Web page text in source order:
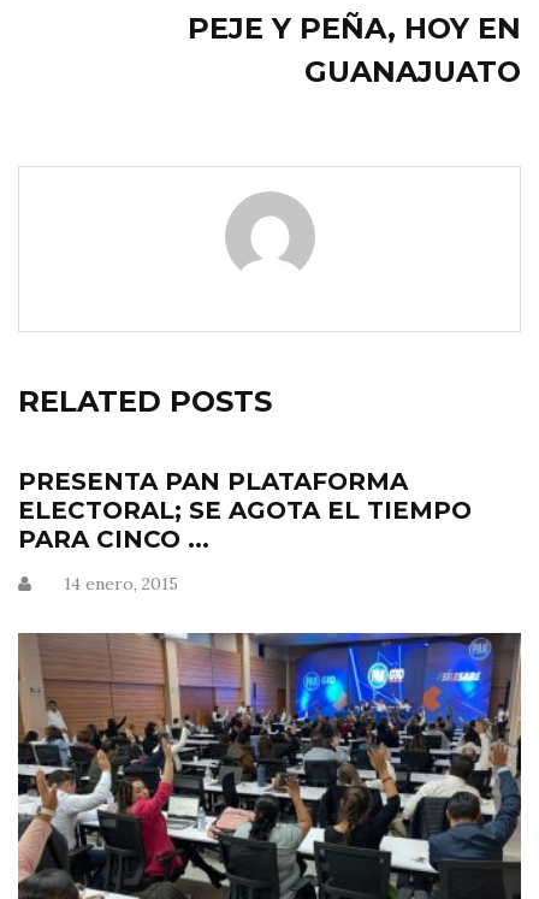
PEJE Y PEÑA, HOY EN
GUANAJUATO
RELATED POSTS
PRESENTA PAN PLATAFORMA
ELECTORAL; SE AGOTA EL TIEMPO
PARA CINCO ...
14 enero, 2015